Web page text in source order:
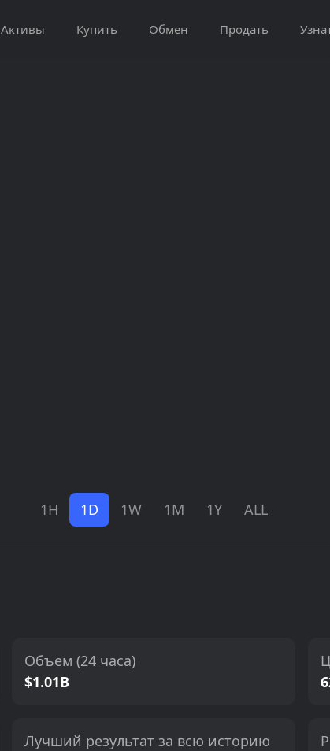
Активы Купить Обмен Продать
1H 1D 1W 1M 1Y ALL
Объем (24 часа)
$1.01B
Лучший результат за всю историю